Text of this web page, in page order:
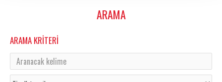
ARAMA
ARAMA KRITERI